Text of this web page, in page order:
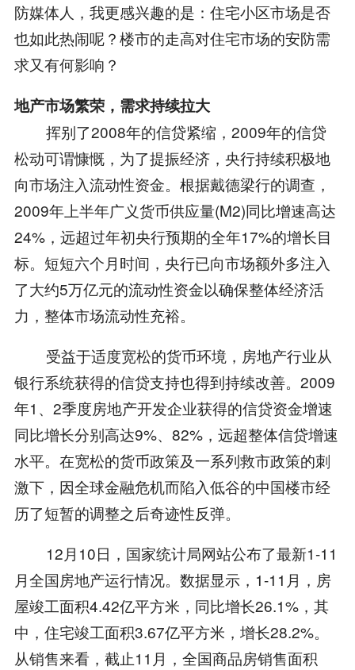
防媒体人，我更感兴趣的是：住宅小区市场是否
也如此热闹呢？楼市的走高对住宅市场的安防需
求又有何影响？
地产市场繁荣，需求持续拉大
挥别了2008年的信贷紧缩，2009年的信贷
松动可谓慷慨，为了提振经济，央行持续积极地
向市场注入流动性资金。根据戴德梁行的调查，
2009年上半年广义货币供应量(M2)同比增速高达
24%，远超过年初央行预期的全年17%的增长目
标。短短六个月时间，央行已向市场额外多注入
了大约5万亿元的流动性资金以确保整体经济活
力，整体市场流动性充裕。
受益于适度宽松的货币环境，房地产行业从
银行系统获得的信贷支持也得到持续改善。2009
年1、2季度房地产开发企业获得的信贷资金增速
同比增长分别高达9%、82%，远超整体信贷增速
水平。在宽松的货币政策及一系列救市政策的刺
激下，因全球金融危机而陷入低谷的中国楼市经
历了短暂的调整之后奇迹性反弹。
12月10日，国家统计局网站公布了最新1-11
月全国房地产运行情况。数据显示，1-11月，房
屋竣工面积4.42亿平方米，同比增长26.1%，其
中，住宅竣工面积3.67亿平方米，增长28.2%。
从销售来看，截止11月，全国商品房销售面积